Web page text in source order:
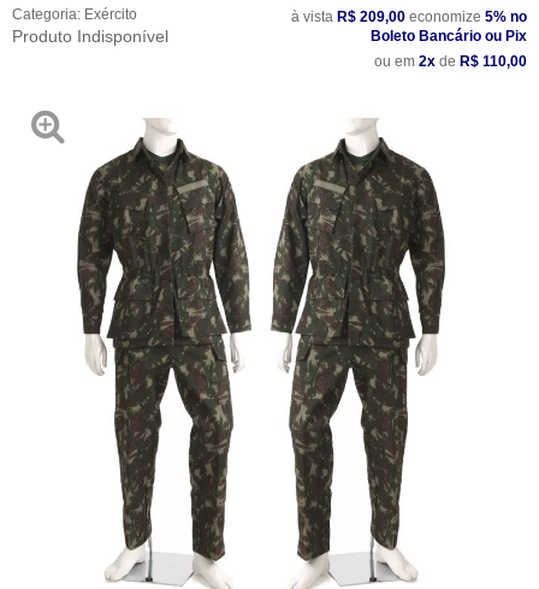
Categoria: Exército
Produto Indisponível
à vista R$ 209,00 economize 5% no
Boleto Bancário ou Pix
ou em 2x de R$ 110,00